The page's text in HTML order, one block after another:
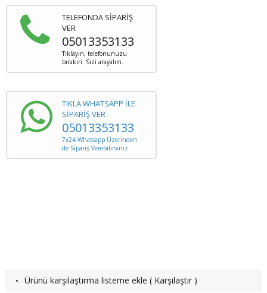
TELEFONDA SİPARİŞ
VER
05013353133
Tıklayın, telefonunuzu
bırakın. Sizi arayalım.
TIKLA WHATSAPP İLE
SİPARİŞ VER
05013353133
7x24 Whatsapp Üzerinden
de Sipariş Verebilirsiniz.
· Ürünü karşılaştırma listeme ekle ( Karşılaştır )